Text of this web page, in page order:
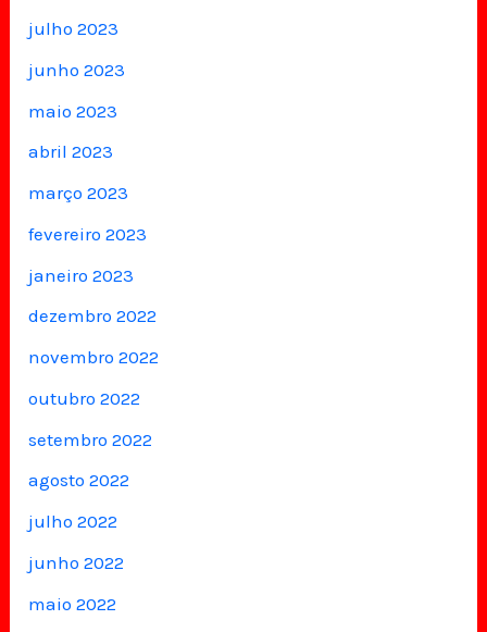
julho 2023
junho 2023
maio 2023
abril 2023
março 2023
fevereiro 2023
janeiro 2023
dezembro 2022
novembro 2022
outubro 2022
setembro 2022
agosto 2022
julho 2022
junho 2022
maio 2022